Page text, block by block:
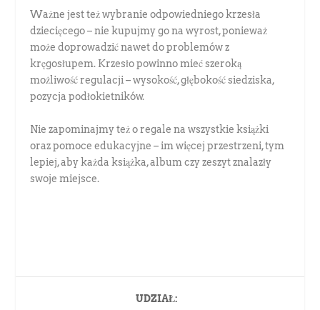
Ważne jest też wybranie odpowiedniego krzesła
dziecięcego – nie kupujmy go na wyrost, ponieważ
może doprowadzić nawet do problemów z
kręgosłupem. Krzesło powinno mieć szeroką
możliwość regulacji – wysokość, głębokość siedziska,
pozycja podłokietników.
Nie zapominajmy też o regale na wszystkie książki
oraz pomoce edukacyjne – im więcej przestrzeni, tym
lepiej, aby każda książka, album czy zeszyt znalazły
swoje miejsce.
UDZIAŁ: